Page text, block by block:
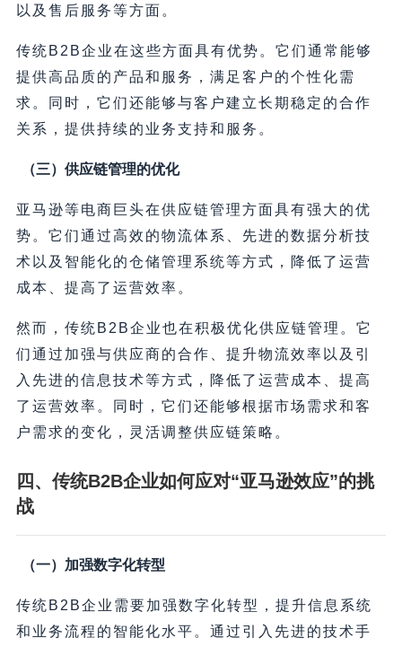
以及售后服务等方面。
传统B2B企业在这些方面具有优势。它们通常能够
提供高品质的产品和服务，满足客户的个性化需
求。同时，它们还能够与客户建立长期稳定的合作
关系，提供持续的业务支持和服务。
（三）供应链管理的优化
亚马逊等电商巨头在供应链管理方面具有强大的优
势。它们通过高效的物流体系、先进的数据分析技
术以及智能化的仓储管理系统等方式，降低了运营
成本、提高了运营效率。
然而，传统B2B企业也在积极优化供应链管理。它
们通过加强与供应商的合作、提升物流效率以及引
入先进的信息技术等方式，降低了运营成本、提高
了运营效率。同时，它们还能够根据市场需求和客
户需求的变化，灵活调整供应链策略。
四、传统B2B企业如何应对“亚马逊效应”的挑
战
（一）加强数字化转型
传统B2B企业需要加强数字化转型，提升信息系统
和业务流程的智能化水平。通过引入先进的技术手